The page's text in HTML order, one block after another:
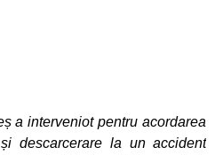
a interveniot pentru acordarea
descarcerare la un accident